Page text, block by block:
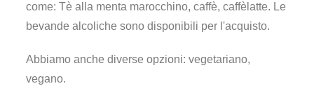
come: Tè alla menta marocchino, caffè, caffèlatte. Le
bevande alcoliche sono disponibili per l'acquisto.
Abbiamo anche diverse opzioni: vegetariano,
vegano.